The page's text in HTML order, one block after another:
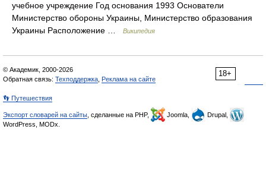
учебное учреждение Год основания 1993 Основатели
Министерство обороны Украины, Министерство образования
Украины Расположение …
Википедия
18+
© Академик, 2000-2026
Обратная связь: Техподдержка Реклама на сайте
👣 Путешествия
Экспорт словарей на сайты , сделанные на PHP, Joomla,
Drupal,
WordPress, MODx.